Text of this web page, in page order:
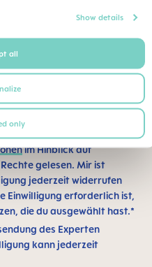
Show details
all
only
meine Daten von MAM
im Hinblick auf
gelesen. Mir ist
jederzeit widerrufen
Einwilligung erforderlich ist,
die du ausgewählt hast.*
des Experten
kann jederzeit